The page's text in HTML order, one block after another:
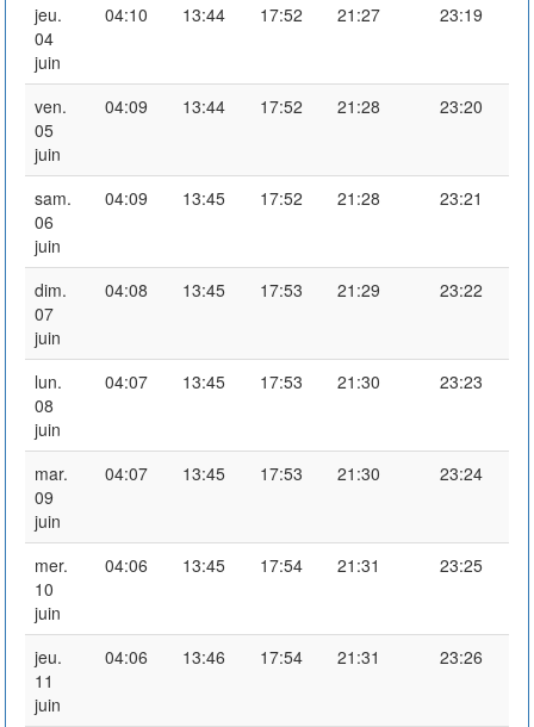
jeu.
04
juin
04:10 13:44 17:52 21:27 23:19
ven.
05
juin
04:09 13:44 17:52 21:28 23:20
sam.
06
juin
04:09 13:45 17:52 21:28 23:21
dim.
07
juin
04:08 13:45 17:53 21:29 23:22
lun.
08
juin
04:07 13:45 17:53 21:30 23:23
mar.
09
juin
04:07 13:45 17:53 21:30 23:24
mer.
10
juin
04:06 13:45 17:54 21:31 23:25
jeu.
11
juin
04:06 13:46 17:54 21:31 23:26